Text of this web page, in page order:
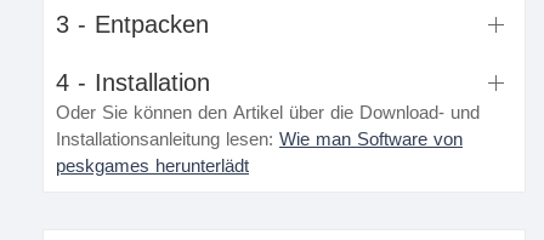
3 - Entpacken
4 - Installation
Oder Sie können den Artikel über die Download- und
Installationsanleitung lesen: Wie man Software von
peskgames herunterlädt